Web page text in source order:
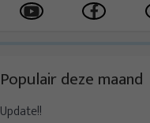
Populair deze maand
Update!!